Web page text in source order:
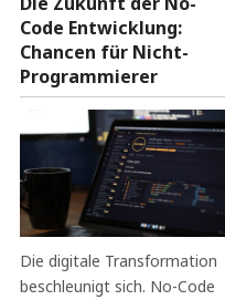
Code Entwicklung:
Chancen für Nicht-
Programmierer
Die digitale Transformation
beschleunigt sich. No-Code